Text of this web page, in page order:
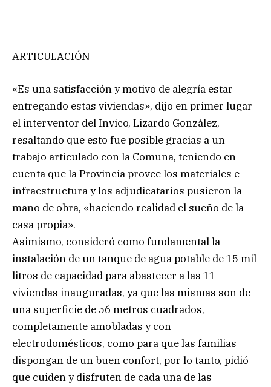
ARTICULACIÓN
«Es una satisfacción y motivo de alegría estar
entregando estas viviendas», dijo en primer lugar
el interventor del Invico, Lizardo González,
resaltando que esto fue posible gracias a un
trabajo articulado con la Comuna, teniendo en
cuenta que la Provincia provee los materiales e
infraestructura y los adjudicatarios pusieron la
mano de obra, «haciendo realidad el sueño de la
casa propia».
Asimismo, consideró como fundamental la
instalación de un tanque de agua potable de 15 mil
litros de capacidad para abastecer a las 11
viviendas inauguradas, ya que las mismas son de
una superficie de 56 metros cuadrados,
completamente amobladas y con
electrodomésticos, como para que las familias
dispongan de un buen confort, por lo tanto, pidió
que cuiden y disfruten de cada una de las